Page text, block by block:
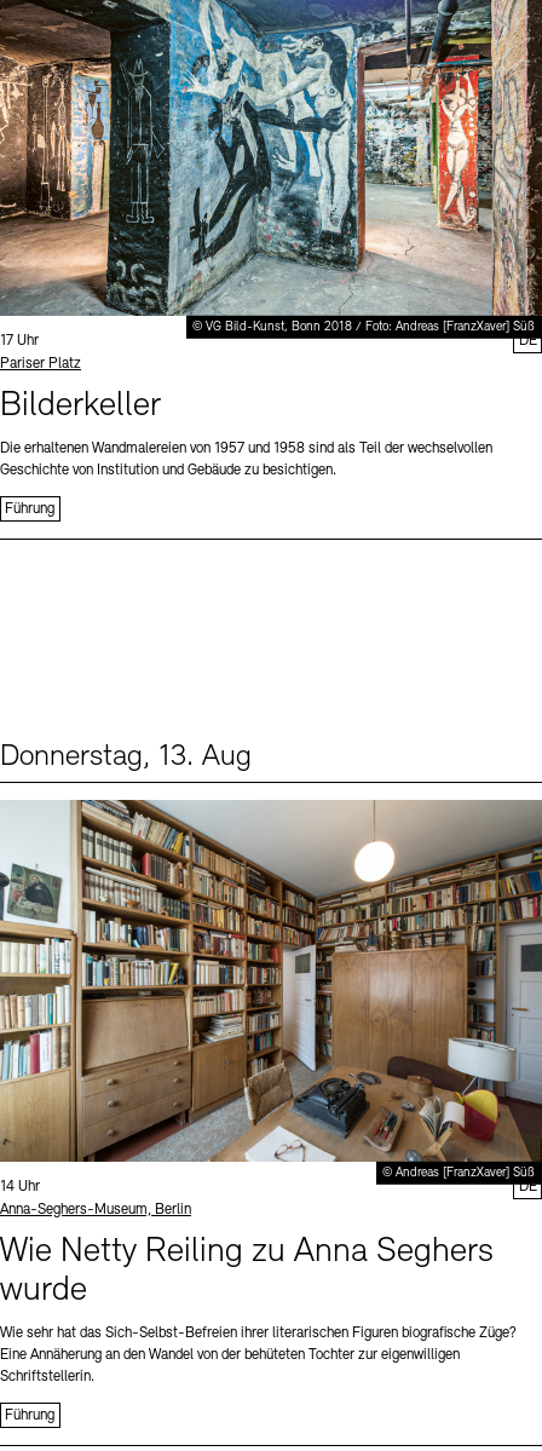
Stellenangebote Newsletter Presse
Nachhaltigkeit Kontakt
Digitale Sammlungen Exil-Archive
© VG Bild-Kunst, Bonn 2018 / Foto: Andreas [FranzXaver] Süß
Uhrzeit:
17 Uhr
Standort
Pariser Platz
Bilderkeller
Die erhaltenen Wandmalereien von 1957 und 1958 sind als Teil der wechselvollen
Geschichte von Institution und Gebäude zu besichtigen.
Führung
DE
Donnerstag, 13. Aug
© Andreas [FranzXaver] Süß
Uhrzeit:
14 Uhr
Standort
Anna-Seghers-Museum, Berlin
Wie Netty Reiling zu Anna Seghers
wurde
Wie sehr hat das Sich-Selbst-Befreien ihrer literarischen Figuren biografische Züge?
Eine Annäherung an den Wandel von der behüteten Tochter zur eigenwilligen
Schriftstellerin.
Führung
DE